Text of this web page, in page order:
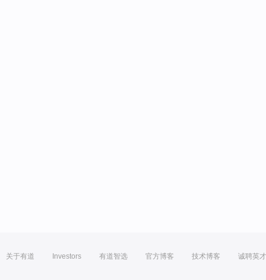
关于有道 Investors 有道智选 官方博客 技术博客 诚聘英才